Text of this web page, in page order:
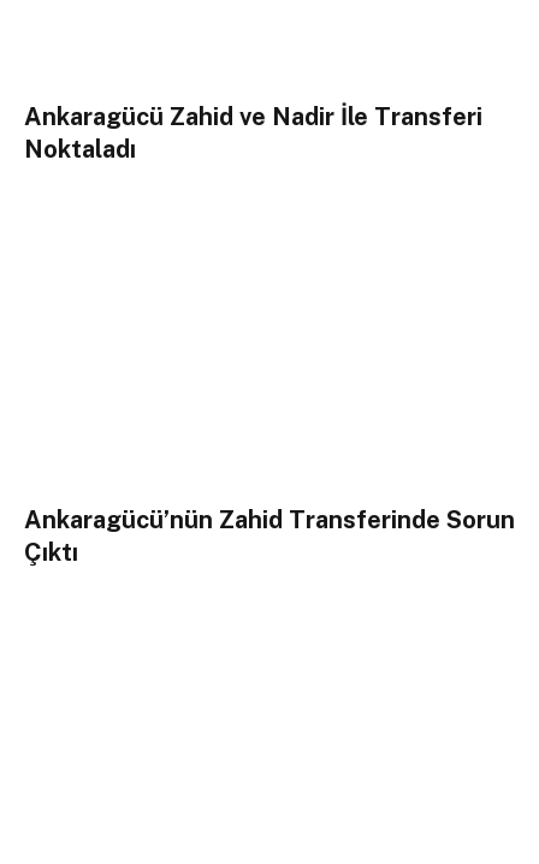
Ankaragücü Zahid ve Nadir İle Transferi
Noktaladı
Ankaragücü’nün Zahid Transferinde Sorun
Çıktı